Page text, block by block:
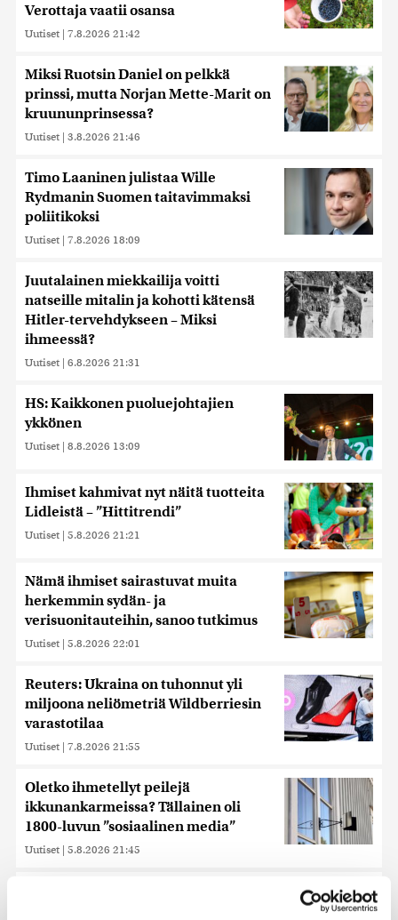
Verottaja vaatii osansa
Uutiset | 7.8.2026 21:42
Miksi Ruotsin Daniel on pelkkä
prinssi, mutta Norjan Mette-Marit on
kruununprinsessa?
Uutiset | 3.8.2026 21:46
Timo Laaninen julistaa Wille
Rydmanin Suomen taitavimmaksi
poliitikoksi
Uutiset | 7.8.2026 18:09
Juutalainen miekkailija voitti
natseille mitalin ja kohotti kätensä
Hitler-tervehdykseen – Miksi
ihmeessä?
Uutiset | 6.8.2026 21:31
HS: Kaikkonen puoluejohtajien
ykkönen
Uutiset | 8.8.2026 13:09
Ihmiset kahmivat nyt näitä tuotteita
Lidleistä – ”Hittitrendi”
Uutiset | 5.8.2026 21:21
Nämä ihmiset sairastuvat muita
herkemmin sydän- ja
verisuonitauteihin, sanoo tutkimus
Uutiset | 5.8.2026 22:01
Reuters: Ukraina on tuhonnut yli
miljoona neliömetriä Wildberriesin
varastotilaa
Uutiset | 7.8.2026 21:55
Oletko ihmetellyt peilejä
ikkunankarmeissa? Tällainen oli
1800-luvun ”sosiaalinen media”
Uutiset | 5.8.2026 21:45